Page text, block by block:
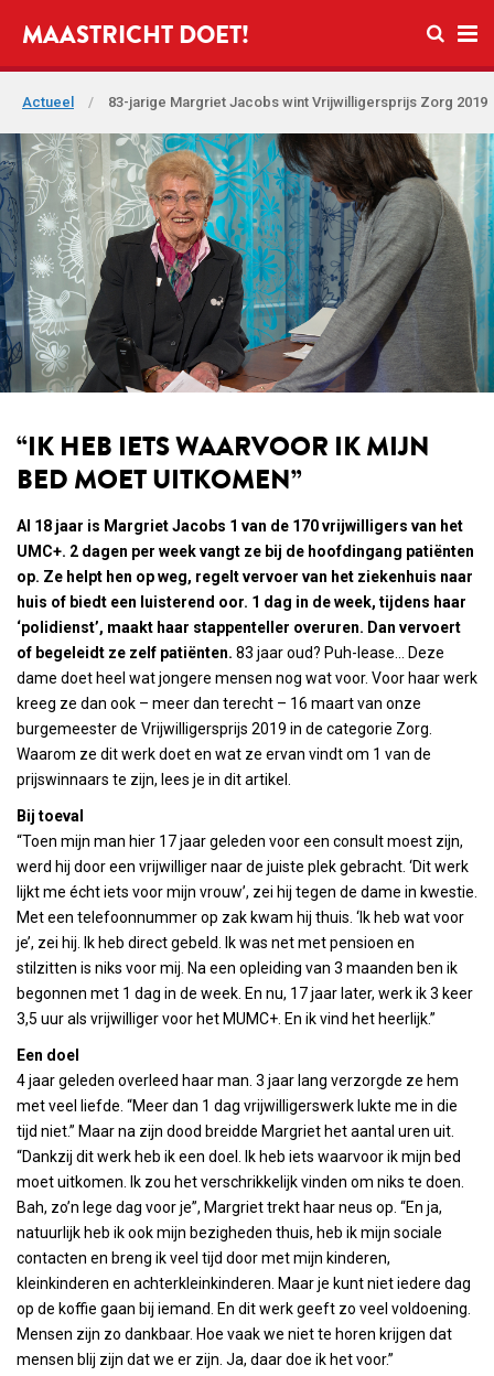
Open
MAASTRICHT DOET!
Actueel / 83-jarige Margriet Jacobs wint Vrijwilligersprijs Zorg 2019
“IK HEB IETS WAARVOOR IK MIJN
BED MOET UITKOMEN”
Al 18 jaar is Margriet Jacobs 1 van de 170 vrijwilligers van het
UMC+. 2 dagen per week vangt ze bij de hoofdingang patiënten
op. Ze helpt hen op weg, regelt vervoer van het ziekenhuis naar
huis of biedt een luisterend oor. 1 dag in de week, tijdens haar
‘polidienst’, maakt haar stappenteller overuren. Dan vervoert
of begeleidt ze zelf patiënten. 83 jaar oud? Puh-lease… Deze
dame doet heel wat jongere mensen nog wat voor. Voor haar werk
kreeg ze dan ook – meer dan terecht – 16 maart van onze
burgemeester de Vrijwilligersprijs 2019 in de categorie Zorg.
Waarom ze dit werk doet en wat ze ervan vindt om 1 van de
prijswinnaars te zijn, lees je in dit artikel.
Bij toeval
“Toen mijn man hier 17 jaar geleden voor een consult moest zijn,
werd hij door een vrijwilliger naar de juiste plek gebracht. ‘Dit werk
lijkt me écht iets voor mijn vrouw’, zei hij tegen de dame in kwestie.
Met een telefoonnummer op zak kwam hij thuis. ‘Ik heb wat voor
je’, zei hij. Ik heb direct gebeld. Ik was net met pensioen en
stilzitten is niks voor mij. Na een opleiding van 3 maanden ben ik
begonnen met 1 dag in de week. En nu, 17 jaar later, werk ik 3 keer
3,5 uur als vrijwilliger voor het MUMC+. En ik vind het heerlijk.”
Een doel
4 jaar geleden overleed haar man. 3 jaar lang verzorgde ze hem
met veel liefde. “Meer dan 1 dag vrijwilligerswerk lukte me in die
tijd niet.” Maar na zijn dood breidde Margriet het aantal uren uit.
“Dankzij dit werk heb ik een doel. Ik heb iets waarvoor ik mijn bed
moet uitkomen. Ik zou het verschrikkelijk vinden om niks te doen.
Bah, zo’n lege dag voor je”, Margriet trekt haar neus op. “En ja,
natuurlijk heb ik ook mijn bezigheden thuis, heb ik mijn sociale
contacten en breng ik veel tijd door met mijn kinderen,
kleinkinderen en achterkleinkinderen. Maar je kunt niet iedere dag
op de koffie gaan bij iemand. En dit werk geeft zo veel voldoening.
Mensen zijn zo dankbaar. Hoe vaak we niet te horen krijgen dat
mensen blij zijn dat we er zijn. Ja, daar doe ik het voor.”